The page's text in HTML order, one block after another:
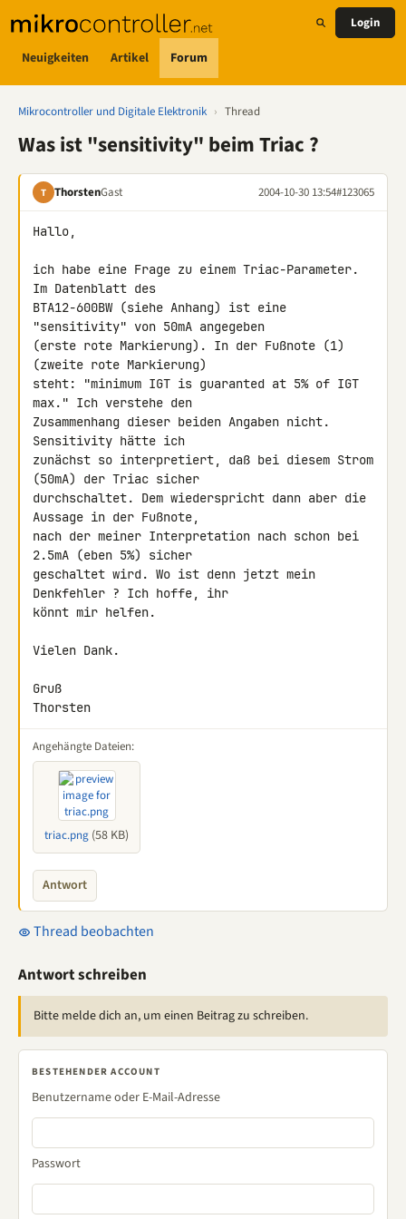
Neuigkeiten Artikel Forum
Login
Mikrocontroller und Digitale Elektronik › Thread
Was ist "sensitivity" beim Triac ?
T ThorstenGast 2004-10-30 13:54#123065
Hallo,
ich habe eine Frage zu einem Triac-Parameter.
Im Datenblatt des
BTA12-600BW (siehe Anhang) ist eine
"sensitivity" von 50mA angegeben
(erste rote Markierung). In der Fußnote (1)
(zweite rote Markierung)
steht: "minimum IGT is guaranted at 5% of IGT
max." Ich verstehe den
Zusammenhang dieser beiden Angaben nicht.
Sensitivity hätte ich
zunächst so interpretiert, daß bei diesem Strom
(50mA) der Triac sicher
durchschaltet. Dem wiederspricht dann aber die
Aussage in der Fußnote,
nach der meiner Interpretation nach schon bei
2.5mA (eben 5%) sicher
geschaltet wird. Wo ist denn jetzt mein
Denkfehler ? Ich hoffe, ihr
könnt mir helfen.
Vielen Dank.
Gruß
Thorsten
Angehängte Dateien:
triac.png (58 KB)
Antwort
Thread beobachten
Antwort schreiben
Bitte melde dich an, um einen Beitrag zu schreiben.
BESTEHENDER ACCOUNT
Benutzername oder E-Mail-Adresse
Passwort